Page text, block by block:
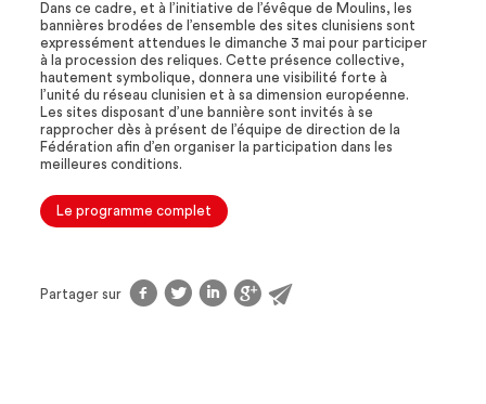
Dans ce cadre, et à l’initiative de l’évêque de Moulins, les
bannières brodées de l’ensemble des sites clunisiens sont
expressément attendues le dimanche 3 mai pour participer
à la procession des reliques. Cette présence collective,
hautement symbolique, donnera une visibilité forte à
l’unité du réseau clunisien et à sa dimension européenne.
Les sites disposant d’une bannière sont invités à se
rapprocher dès à présent de l’équipe de direction de la
Fédération afin d’en organiser la participation dans les
meilleures conditions.
Le programme complet
Partager sur ftlg@